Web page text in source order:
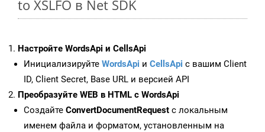
to XSLFO в Net SDK
Настройте WordsApi и CellsApi
Инициализируйте WordsApi и CellsApi с вашим Client
ID, Client Secret, Base URL и версией API
Преобразуйте WEB в HTML с WordsApi
Создайте ConvertDocumentRequest с локальным
именем файла и форматом, установленным на